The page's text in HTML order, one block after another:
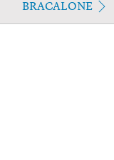
BRACALONE